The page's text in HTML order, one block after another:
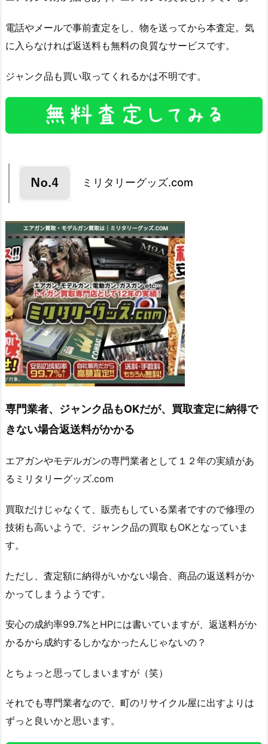
電話やメールで事前査定をし、物を送ってから本査定。気
に入らなければ返送料も無料の良質なサービスです。
ジャンク品も買い取ってくれるかは不明です。
ミリタリーグッズ.com
専門業者、ジャンク品もOKだが、買取査定に納得で
きない場合返送料がかかる
エアガンやモデルガンの専門業者として１２年の実績があ
るミリタリーグッズ.com
買取だけじゃなくて、販売もしている業者ですので修理の
技術も高いようで、ジャンク品の買取もOKとなっていま
す。
ただし、査定額に納得がいかない場合、商品の返送料がか
かってしまうようです。
安心の成約率99.7%とHPには書いていますが、返送料がか
かるから成約するしかなかったんじゃないの？
とちょっと思ってしまいますが（笑）
それでも専門業者なので、町のリサイクル屋に出すよりは
ずっと良いかと思います。